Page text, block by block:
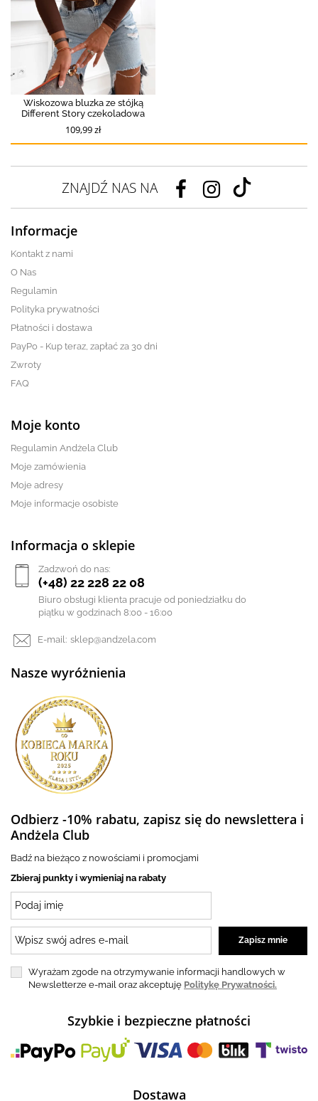
Wiskozowa bluzka ze stójką
Different Story czekoladowa
109,99 zł
ZNAJDŹ NAS NA
Informacje
Kontakt z nami
O Nas
Regulamin
Polityka prywatności
Płatności i dostawa
PayPo - Kup teraz, zapłać za 30 dni
Zwroty
FAQ
Moje konto
Regulamin Andżela Club
Moje zamówienia
Moje adresy
Moje informacje osobiste
Informacja o sklepie
Zadzwoń do nas:
(+48) 22 228 22 08
Biuro obsługi klienta pracuje od poniedziałku do
piątku w godzinach 8:00 - 16:00
E-mail: sklep@andzela.com
Nasze wyróżnienia
Odbierz -10% rabatu, zapisz się do newslettera i
Andżela Club
Badź na bieżąco z nowościami i promocjami
Zbieraj punkty i wymieniaj na rabaty
Wyrażam zgode na otrzymywanie informacji handlowych w
Newsletterze e-mail oraz akceptuję Politykę Prywatności.
Szybkie i bezpieczne płatności
Dostawa